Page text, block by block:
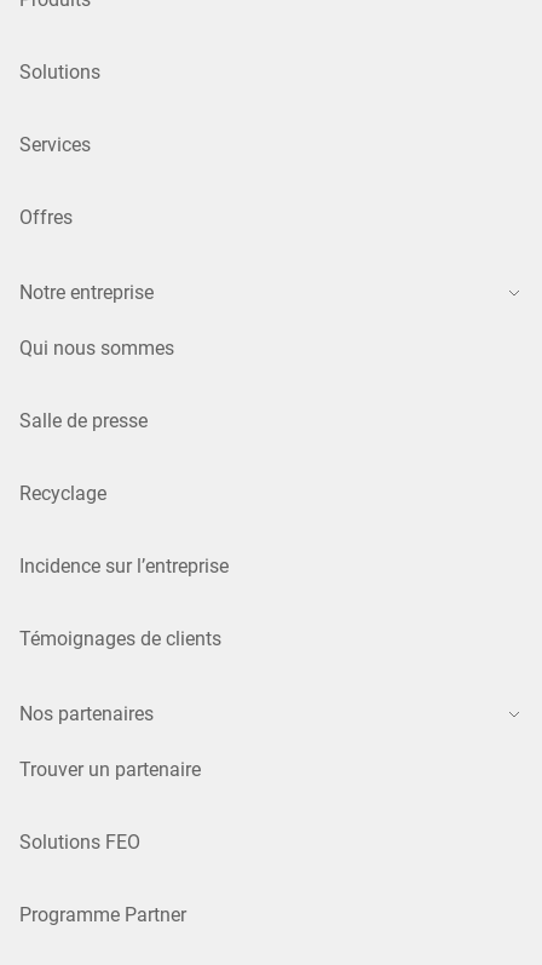
Solutions
Services
Offres
Notre entreprise
Qui nous sommes
Salle de presse
Recyclage
Incidence sur l’entreprise
Témoignages de clients
Nos partenaires
Trouver un partenaire
Solutions FEO
Programme Partner